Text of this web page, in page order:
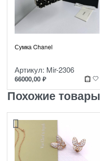
Сумка Chanel
Артикул: Mir-2306
66000,00 ₽
Похожие товары